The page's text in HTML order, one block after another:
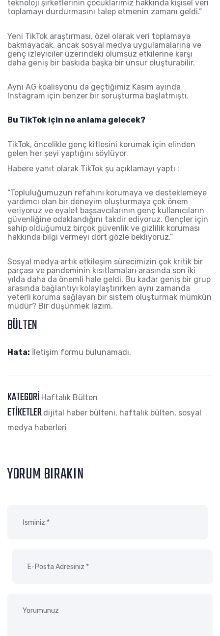
teknoloji şirketlerinin çocuklarımız hakkında kişisel veri
toplamayı durdurmasını talep etmenin zamanı geldi.”
Yeni TikTok araştırması, özel olarak veri toplamaya
bakmayacak, ancak sosyal medya uygulamalarına ve
genç izleyiciler üzerindeki olumsuz etkilerine karşı
daha geniş bir baskıda başka bir unsur oluşturabilir.
Aynı AG koalisyonu da geçtiğimiz Kasım ayında
Instagram için benzer bir soruşturma başlatmıştı.
Bu TikTok için ne anlama gelecek?
TikTok, öncelikle genç kitlesini korumak için elinden
gelen her şeyi yaptığını söylüyor.
Habere yanıt olarak TikTok şu açıklamayı yaptı :
“Topluluğumuzun refahını korumaya ve desteklemeye
yardımcı olan bir deneyim oluşturmaya çok önem
veriyoruz ve eyalet başsavcılarının genç kullanıcıların
güvenliğine odaklandığını takdir ediyoruz. Gençler için
sahip olduğumuz birçok güvenlik ve gizlilik koruması
hakkında bilgi vermeyi dört gözle bekliyoruz.”
Sosyal medya artık etkileşim sürecimizin çok kritik bir
parçası ve pandeminin kısıtlamaları arasında son iki
yılda daha da önemli hale geldi. Bu kadar geniş bir grup
arasında bağlantıyı kolaylaştırırken aynı zamanda
yeterli koruma sağlayan bir sistem oluşturmak mümkün
müdür? Bir düşünmek lazım.
BÜLTEN
Hata: İletişim formu bulunamadı.
KATEGORI Haftalık Bülten
ETIKETLER dijital haber bülteni, haftalık bülten, sosyal
medya haberleri
YORUM BIRAKIN